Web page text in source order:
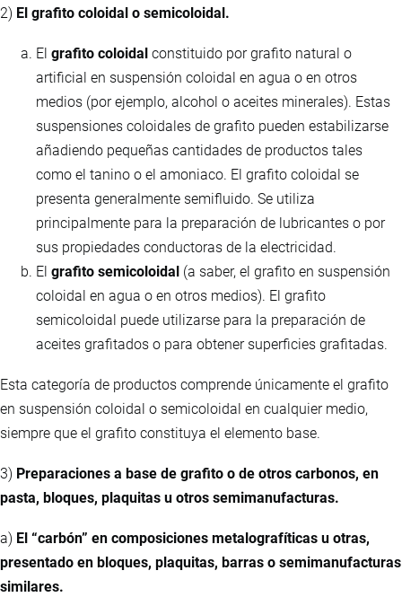
2) El grafito coloidal o semicoloidal.
El grafito coloidal constituido por grafito natural o
artificial en suspensión coloidal en agua o en otros
medios (por ejemplo, alcohol o aceites minerales). Estas
suspensiones coloidales de grafito pueden estabilizarse
añadiendo pequeñas cantidades de productos tales
como el tanino o el amoniaco. El grafito coloidal se
presenta generalmente semifluido. Se utiliza
principalmente para la preparación de lubricantes o por
sus propiedades conductoras de la electricidad.
El grafito semicoloidal (a saber, el grafito en suspensión
coloidal en agua o en otros medios). El grafito
semicoloidal puede utilizarse para la preparación de
aceites grafitados o para obtener superficies grafitadas.
Esta categoría de productos comprende únicamente el grafito
en suspensión coloidal o semicoloidal en cualquier medio,
siempre que el grafito constituya el elemento base.
3) Preparaciones a base de grafito o de otros carbonos, en
pasta, bloques, plaquitas u otros semimanufacturas.
a) El “carbón” en composiciones metalografíticas u otras,
presentado en bloques, plaquitas, barras o semimanufacturas
similares.